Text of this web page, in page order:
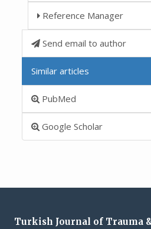
Reference Manager
Send email to author
Similar articles
PubMed
Google Scholar
Turkish Journal of Trauma